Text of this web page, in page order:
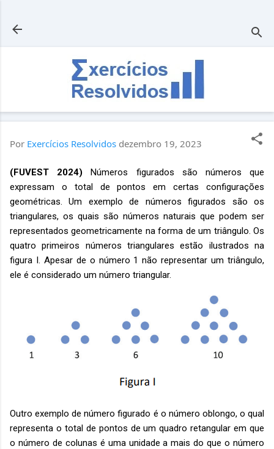
Por Exercícios Resolvidos dezembro 19, 2023
(FUVEST 2024) Números figurados são números que
expressam o total de pontos em certas configurações
geométricas. Um exemplo de números figurados são os
triangulares, os quais são números naturais que podem ser
representados geometricamente na forma de um triângulo. Os
quatro primeiros números triangulares estão ilustrados na
figura I. Apesar de o número 1 não representar um triângulo,
ele é considerado um número triangular.
Outro exemplo de número figurado é o número oblongo, o qual
representa o total de pontos de um quadro retangular em que
o número de colunas é uma unidade a mais do que o número